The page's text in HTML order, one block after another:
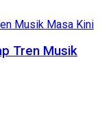
Tren Musik